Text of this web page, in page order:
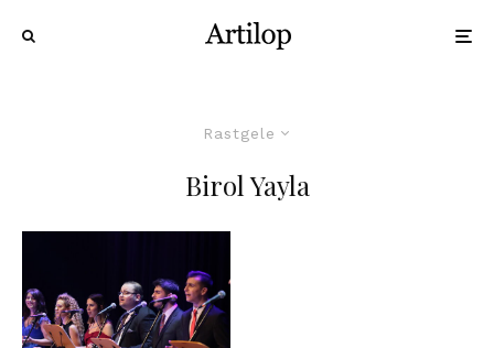
Rastgele
Birol Yayla